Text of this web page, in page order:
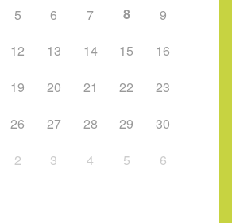
5 6 7 8
9
12 13 14 15
16
19 20 21 22
23
26 27 28 29
30
2 3 4 5 6